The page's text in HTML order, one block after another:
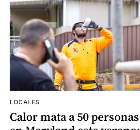
LOCALES
Calor mata a 50 personas